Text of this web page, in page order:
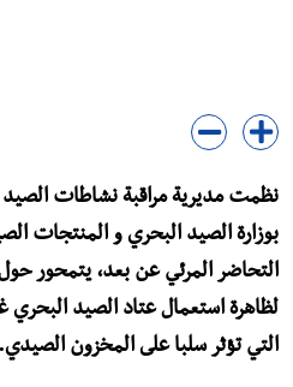
نظمت مديرية مراقبة نشاطات الصيد
بوزارة الصيد البحري و المنتجات
التحاضر المرئي عن بعد، يتمحور
لظاهرة استعمال عتاد الصيد
التي تؤثر سلبا على المخزون الصيدي.